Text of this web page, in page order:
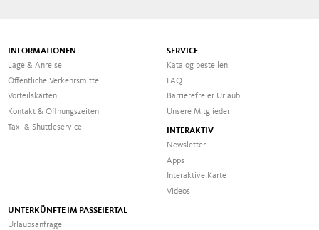
INFORMATIONEN
Lage & Anreise
Öffentliche Verkehrsmittel
Vorteilskarten
Kontakt & Öffnungszeiten
Taxi & Shuttleservice
SERVICE
Katalog bestellen
FAQ
Barrierefreier Urlaub
Unsere Mitglieder
INTERAKTIV
Newsletter
Apps
Interaktive Karte
Videos
UNTERKÜNFTE IM PASSEIERTAL
Urlaubsanfrage